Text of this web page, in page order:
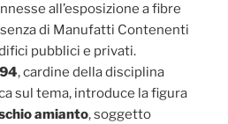
all’esposizione a fibre
di Manufatti Contenenti
pubblici e privati.
, cardine della disciplina
sul tema, introduce la figura
amianto, soggetto